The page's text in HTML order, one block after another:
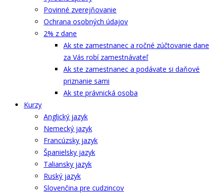
Povinné zverejňovanie
Ochrana osobných údajov
2% z dane
Ak ste zamestnanec a ročné zúčtovanie dane
za Vás robí zamestnávateľ
Ak ste zamestnanec a podávate si daňové
priznanie sami
Ak ste právnická osoba
Kurzy
Anglický jazyk
Nemecký jazyk
Francúzsky jazyk
Španielsky jazyk
Taliansky jazyk
Ruský jazyk
Slovenčina pre cudzincov